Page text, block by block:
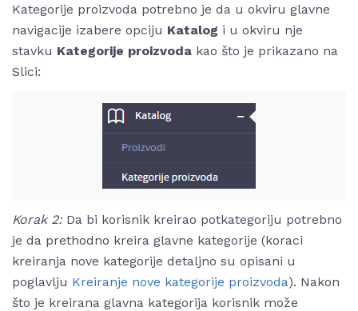
Kategorije proizvoda potrebno je da u okviru glavne
navigacije izabere opciju Katalog i u okviru nje
stavku Kategorije proizvoda kao što je prikazano na
Slici:
Korak 2: Da bi korisnik kreirao potkategoriju potrebno
je da prethodno kreira glavne kategorije (koraci
kreiranja nove kategorije detaljno su opisani u
poglavlju Kreiranje nove kategorije proizvoda). Nakon
što je kreirana glavna kategorija korisnik može